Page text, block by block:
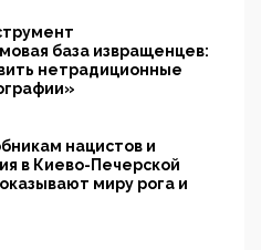
база извращенцев:
нетрадиционные
нацистов и
в Киево-Печерской
миру рога и